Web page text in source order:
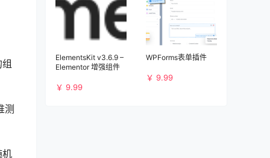
测
机
ElementsKit v3.6.9 –
Elementor 增强组件
￥ 9.99
WPForms表单插件
￥ 9.99